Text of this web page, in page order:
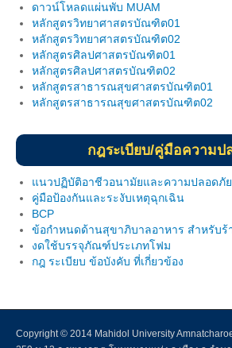
Download แบบฟอร์ม
ผลงานวิจัยในพื้นที่
บริการวิชาการ
ฐานข้อมูลบริการวิชาการ
การดำเนินการภารกิจบริการวิชาการ
องค์ความรู้บริการวิชาการ
ความเชียวชาญของอาจารย์
ติดต่อเรา
Intranet
ดาวน์โหลดแผ่นพับ MUAM
หลักสูตรวิทยาศาสตรบัณฑิต01
หลักสูตรวิทยาศาสตรบัณฑิต02
หลักสูตรศิลปศาสตรบัณฑิต01
หลักสูตรศิลปศาสตรบัณฑิต02
หลักสูตรสาธารณสุขศาสตรบัณฑิต01
หลักสูตรสาธารณสุขศาสตรบัณฑิต02
กฎระเบียบ/คู่มือความป
แนวปฏิบัติอาชีวอนามัยและความปลอดภัย
คู่มือป้องกันและระงับเหตุฉุกเฉิน
BCP
ข้อกำหนดด้านสุขาภิบาลอาหาร สำหรับร้
งดใช้บรรจุภัณฑ์ประเภทโฟม
กฎ ระเบียบ ข้อบังคับ ที่เกี่ยวข้อง
Copyright © 2014 Mahidol University